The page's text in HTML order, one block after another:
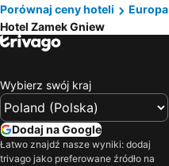
Porównaj ceny hoteli
Europa
Hotel Zamek Gniew
Wybierz swój kraj
Dodaj na Google
Łatwo znajdź nasze wyniki: dodaj
trivago jako preferowane źródło na